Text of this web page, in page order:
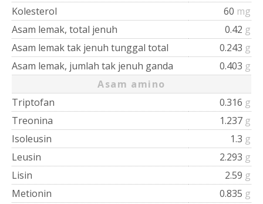
Kolesterol
60 mg
Asam lemak, total jenuh
0.42 g
Asam lemak tak jenuh tunggal total
0.243 g
Asam lemak, jumlah tak jenuh ganda
0.403 g
Asam amino
Triptofan
0.316 g
Treonina
1.237 g
Isoleusin
1.3 g
Leusin
2.293 g
Lisin
2.59 g
Metionin
0.835 g